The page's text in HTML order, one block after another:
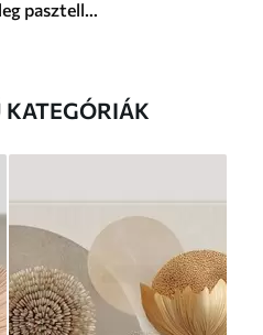
Absztrakt ginkgólevelek meleg pasztell színekben
KATEGÓRIÁK